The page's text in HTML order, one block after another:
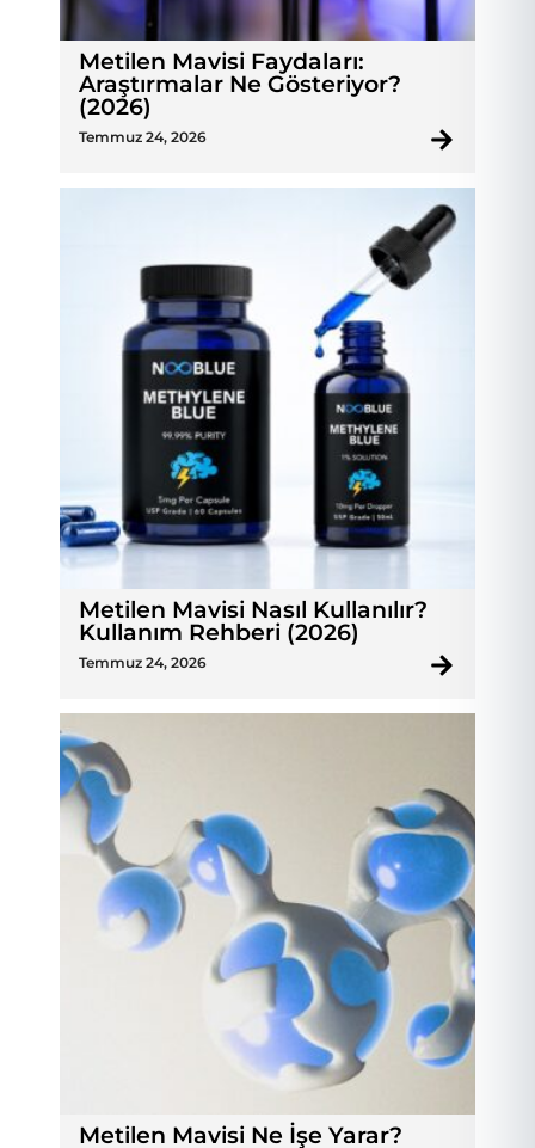
Metilen Mavisi Faydaları:
Araştırmalar Ne Gösteriyor?
(2026)
Temmuz 24, 2026
Metilen Mavisi Nasıl Kullanılır?
Kullanım Rehberi (2026)
Temmuz 24, 2026
Metilen Mavisi Ne İşe Yarar?